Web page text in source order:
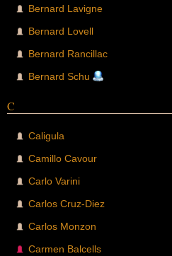
Bernard Lavigne
Bernard Lovell
Bernard Rancillac
Bernard Schu
C
Caligula
Camillo Cavour
Carlo Varini
Carlos Cruz-Diez
Carlos Monzon
Carmen Balcells